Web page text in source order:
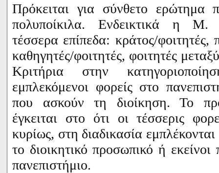
Πρόκειται για σύνθετο ερώτημα
πολυποίκιλα. Ενδεικτικά ηM
τέσσερα επίπεδα: κράτος/φοιτητές,
καθηγητές/φοιτητές, φοιτητές
Κριτήρια στην
εμπλεκόμενοι φορείς στο
που ασκούν τη διοίκηση. Το
έγκειται στο ότι οι τέσσερις
κυρίως, στη διαδικασία
το διοικητικό προσωπικό ή
πανεπιστήμιο.